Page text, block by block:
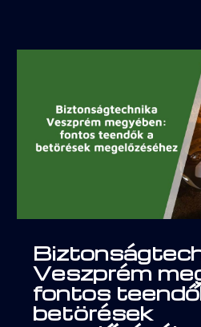
Veszprém
fontos
betörések